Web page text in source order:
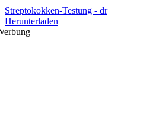
Streptokokken-Testung - dr
Herunterladen